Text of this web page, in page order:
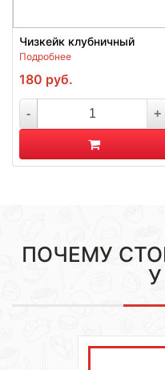
Чизкейк клубничный
Подробнее
180 руб.
- +
ПОЧЕМУ